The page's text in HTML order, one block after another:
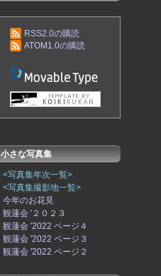
RSS2.0の購読
ATOM1.0の購読
小さな写真集
<写真集年次一覧>
<写真集撮影地一覧>
今年のお花見
観蓮会 '２０２３
観蓮会 '2022 ページ４
観蓮会 '2022 ページ３
観蓮会 '2022 ページ２